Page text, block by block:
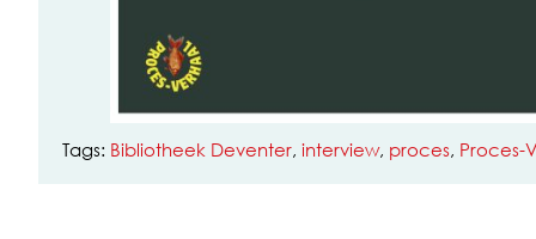
Tags: Bibliotheek Deventer, interview, proces, Proces-